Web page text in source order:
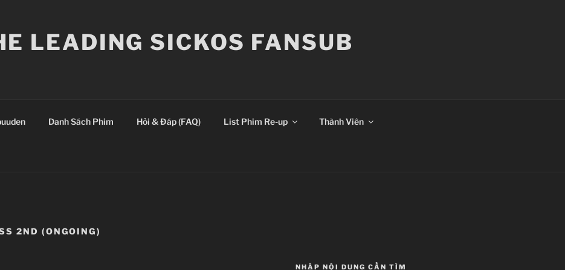
LEADING SICKOS FANSUB
Danh Sách Phim Hỏi & Đáp (FAQ) List Phim Re-up Thành Viên
2ND (ONGOING)
NHẬP NỘI DUNG CẦN TÌM